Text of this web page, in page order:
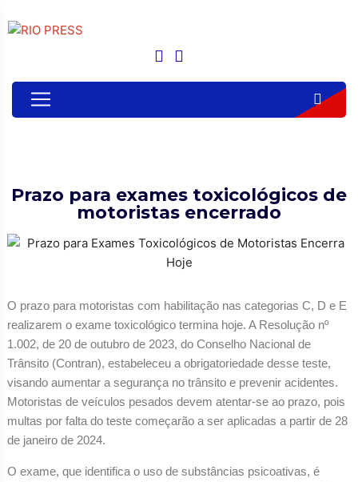
Prazo para exames toxicológicos de
motoristas encerrado
O prazo para motoristas com habilitação nas categorias C, D e E
realizarem o exame toxicológico termina hoje. A Resolução nº
1.002, de 20 de outubro de 2023, do Conselho Nacional de
Trânsito (Contran), estabeleceu a obrigatoriedade desse teste,
visando aumentar a segurança no trânsito e prevenir acidentes.
Motoristas de veículos pesados devem atentar-se ao prazo, pois
multas por falta do teste começarão a ser aplicadas a partir de 28
de janeiro de 2024.
O exame, que identifica o uso de substâncias psicoativas, é